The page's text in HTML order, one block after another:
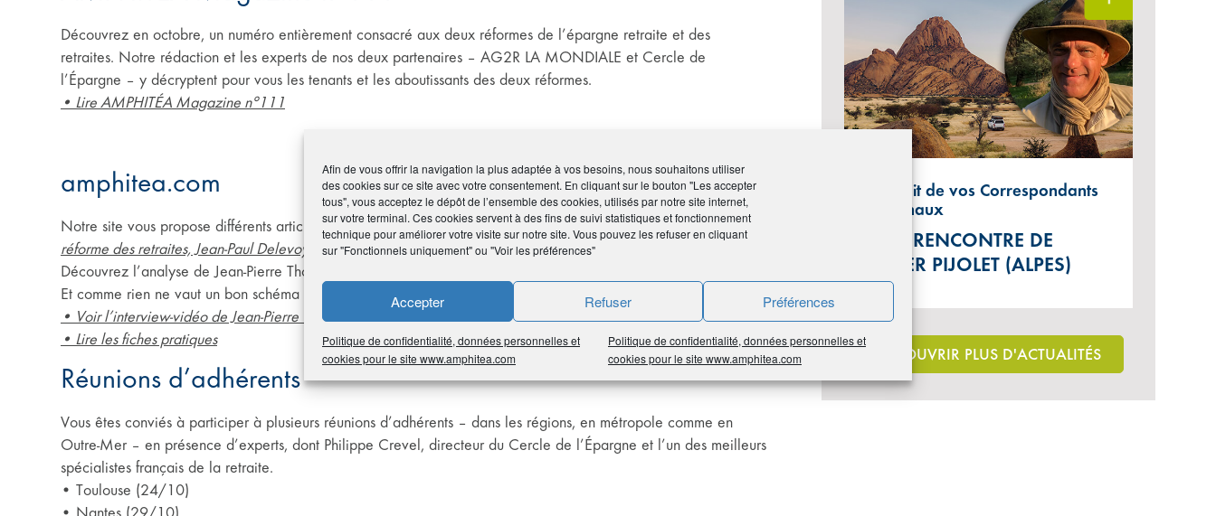
Afin de vous offrir la navigation la plus adaptée à vos besoins, nous souhaitons utiliser
des cookies sur ce site avec votre consentement. En cliquant sur le bouton "Les accepter
tous", vous acceptez le dépôt de l’ensemble des cookies, utilisés par notre site internet,
sur votre terminal. Ces cookies servent à des fins de suivi statistiques et fonctionnement
technique pour améliorer votre visite sur notre site. Vous pouvez les refuser en cliquant
sur "Fonctionnels uniquement" ou "Voir les préférences"
Accepter Refuser Préférences
Politique de confidentialité, données personnelles et
cookies pour le site www.amphitea.com
Politique de confidentialité, données personnelles et
cookies pour le site www.amphitea.com
Découvrez en octobre, un numéro entièrement consacré aux deux réformes de l’épargne retraite et des
retraites. Notre rédaction et les experts de nos deux partenaires – AG2R LA MONDIALE et Cercle de
l’Épargne – y décryptent pour vous les tenants et les aboutissants des deux réformes.
• Lire AMPHITÉA Magazine n°111
amphitea.com
Notre site vous propose différents articles de synthèse, notamment sur lerapport du haut-commissaire à la
réforme des retraites, Jean-Paul Delevoye
Découvrez l’analyse de Jean-Pierre Thomas, président du Cercle de l’Épargne dans une interview-vidéo.
Et comme rien ne vaut un bon schéma pour appréhender de nouvelles notions, découvrir nos fiches pratiques.
• Voir l’interview-vidéo de Jean-Pierre Thomas
• Lire les fiches pratiques
Réunions d’adhérents
Vous êtes conviés à participer à plusieurs réunions d’adhérents – dans les régions, en métropole comme en
Outre-Mer – en présence d’experts, dont Philippe Crevel, directeur du Cercle de l’Épargne et l’un des meilleurs
spécialistes français de la retraite.
• Toulouse (24/10)
• Nantes (29/10)
Portrait de vos Correspondants
régionaux
À LA RENCONTRE DE
DIDIER PIJOLET (ALPES)
DÉCOUVRIR PLUS D'ACTUALITÉS